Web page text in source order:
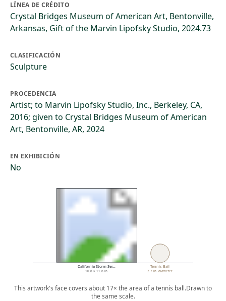
LÍNEA DE CRÉDITO
Crystal Bridges Museum of American Art, Bentonville,
Arkansas, Gift of the Marvin Lipofsky Studio, 2024.73
CLASIFICACIÓN
Sculpture
PROCEDENCIA
Artist; to Marvin Lipofsky Studio, Inc., Berkeley, CA,
2016; given to Crystal Bridges Museum of American
Art, Bentonville, AR, 2024
EN EXHIBICIÓN
No
California Storm Ser…
10.8 × 11.6 in.
Tennis Ball
2.7 in. diameter
This artwork's face covers about 17× the area of a tennis ball.Drawn to
the same scale.